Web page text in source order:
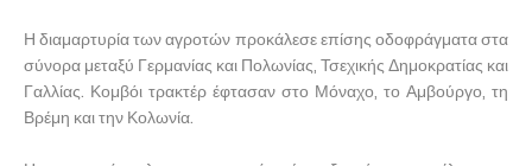
Η διαμαρτυρία των αγροτών προκάλεσε επίσης οδοφράγματα στα
σύνορα μεταξύ Γερμανίας και Πολωνίας, Τσεχικής Δημοκρατίας και
Γαλλίας. Κομβόι τρακτέρ έφτασαν στο Μόναχο, το Αμβούργο, τη
Βρέμη και την Κολωνία.